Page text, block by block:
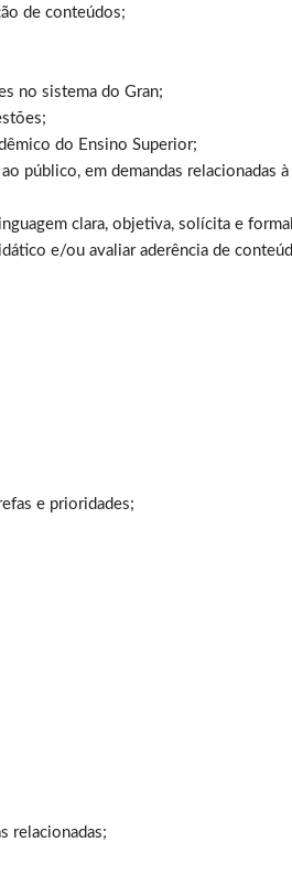
de conteúdos;
no sistema do Gran;
do Ensino Superior;
público, em demandas relacionadas à
clara, objetiva, solícita e
e/ou avaliar aderência de
e prioridades;
relacionadas;